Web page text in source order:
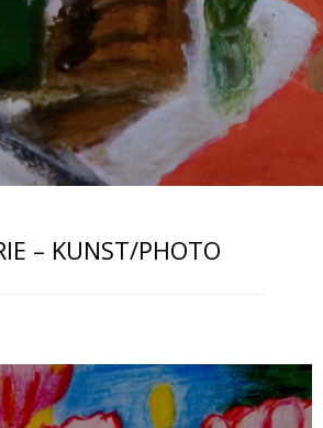
– KUNST/PHOTO